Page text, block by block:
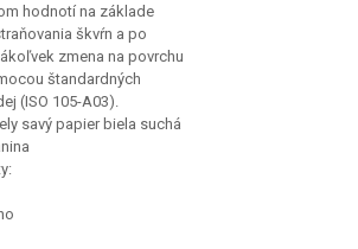
škvŕn a po
zmena na povrchu
štandardných
(ISO 105-A03).
savý papier biela suchá
Original/Classic